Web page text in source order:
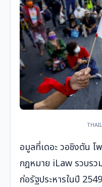
อมูลที่เดอะ วอชิงตัน
กฎหมาย iLaw รวบรว
ก่อรัฐประหารในปี